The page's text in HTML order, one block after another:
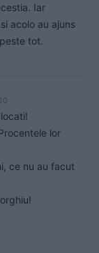
Iar
acolo au ajuns
tot.
lor
ce nu au facut